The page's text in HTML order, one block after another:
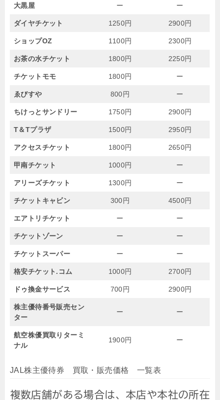
大黒屋 ー ー
ダイヤチケット 1250円 2900円
ショップOZ 1100円 2300円
お茶の水チケット 1800円 2250円
チケットモモ 1800円 ー
ゑびすや 800円 ー
ちけっとサンドリー 1750円 2900円
T＆Tプラザ 1500円 2950円
アクセスチケット 1800円 2650円
甲南チケット 1000円 ー
アリーズチケット 1300円 ー
チケットキャビン 300円 4500円
エアトリチケット ー ー
チケットゾーン ー ー
チケットスーパー ー ー
格安チケット.コム 1000円 2700円
ドゥ換金サービス 700円 2900円
株主優待番号販売セン
ター
ー ー
航空株優買取りターミ
ナル
1900円 ー
JAL株主優待券 買取・販売価格 一覧表
複数店舗がある場合は、本店や本社の所在